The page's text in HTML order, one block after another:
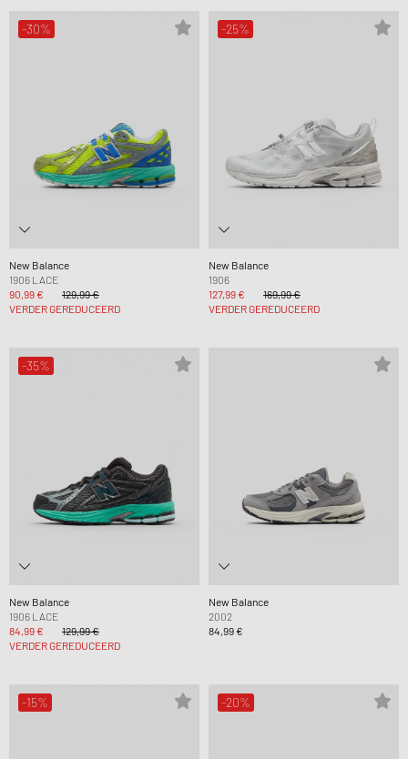
-30%
New Balance
1906 LACE
90,99 €
129,99 €
VERDER GEREDUCEERD
-25%
New Balance
1906
127,99 €
169,99 €
VERDER GEREDUCEERD
-35%
New Balance
1906 LACE
84,99 €
129,99 €
VERDER GEREDUCEERD
New Balance
2002
84,99 €
-15% -20%